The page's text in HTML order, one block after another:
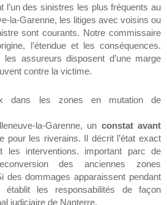
l’un des sinistres les plus fréquents au
la-Garenne, les litiges avec voisins ou
sont courants. Notre commissaire
l’étendue et les conséquences.
assureurs disposent d’une marge
contre la victime.
dans les zones en mutation de
la-Garenne, un constat avant
pour les riverains. Il décrit l’état exact
les interventions. important parc de
des anciennes zones
des dommages apparaissent pendant
les responsabilités de façon
judiciaire de Nanterre.